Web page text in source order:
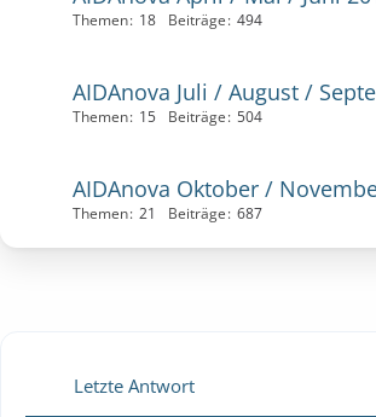
Themen 18 Beiträge 494
AIDAnova Juli / August /
Themen 15 Beiträge 504
AIDAnova Oktober /
Themen 21 Beiträge 687
Letzte Antwort